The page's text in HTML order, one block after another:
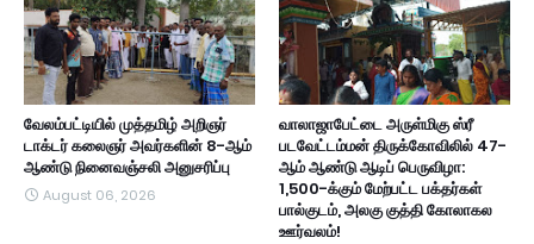
வேலம்பட்டியில் முத்தமிழ் அறிஞர்
டாக்டர் கலைஞர் அவர்களின் 8-ஆம்
ஆண்டு நினைவஞ்சலி அனுசரிப்பு
August 06, 2026
வாலாஜாபேட்டை அருள்மிகு ஸ்ரீ
படவேட்டம்மன் திருக்கோவிலில் 47-
ஆம் ஆண்டு ஆடிப் பெருவிழா:
1,500-க்கும் மேற்பட்ட பக்தர்கள்
பால்குடம், அலகு குத்தி கோலாகல
ஊர்வலம்!